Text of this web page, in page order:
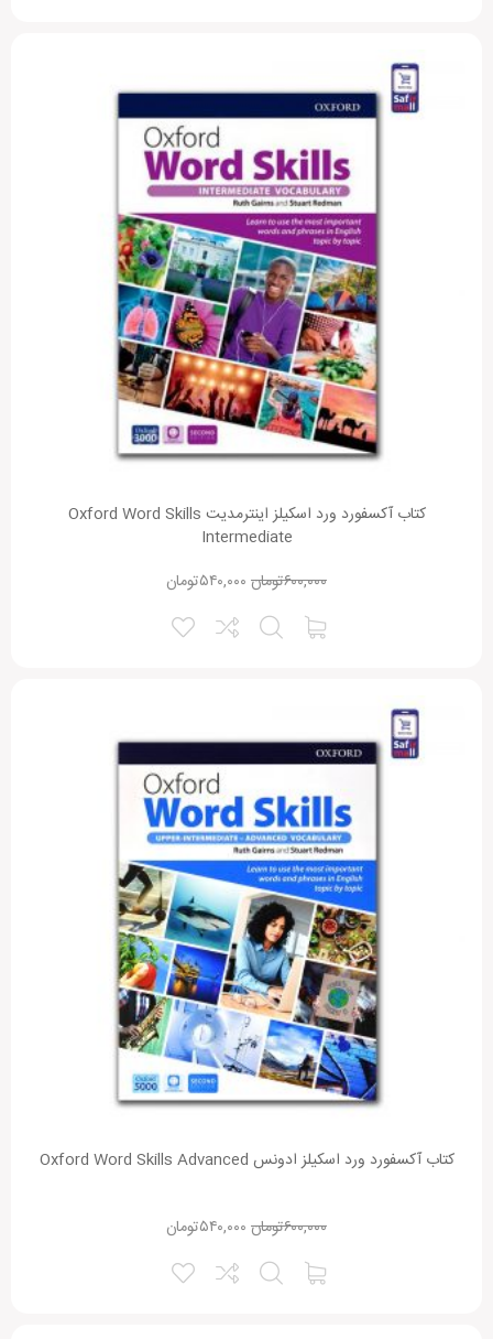
کتاب آکسفورد ورد اسکیلز اینترمدیت Oxford Word Skills
Intermediate
تومان۶۰۰,۰۰۰ تومان۵۴۰,۰۰۰
کتاب آکسفورد ورد اسکیلز ادونس Oxford Word Skills Advanced
تومان۶۰۰,۰۰۰ تومان۵۴۰,۰۰۰